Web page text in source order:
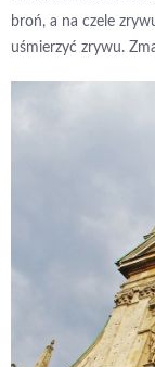
broń, a na czele
uśmierzyć zrywu.